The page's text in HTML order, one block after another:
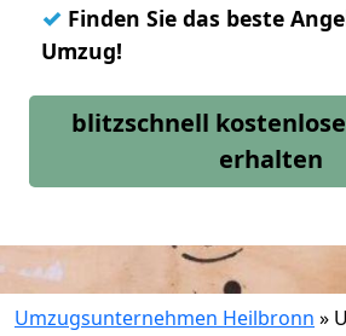
✓ Finden Sie das beste
Umzug!
blitzschnell
erhalten
Umzugsunternehmen Heilbronn »